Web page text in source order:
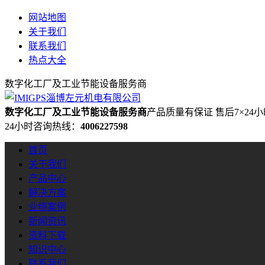
网站地图
关于我们
联系我们
热点大全
数字化工厂及工业节能设备服务商
数字化工厂及工业节能设备服务商产品质量有保证 售后7×24
24小时咨询热线： 4006227598
首页
关于我们
产品中心
解决方案
业绩案例
新闻资讯
资料下载
知识中心